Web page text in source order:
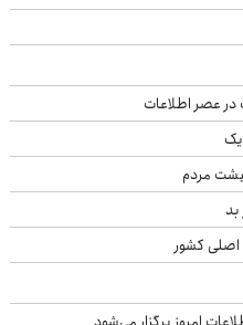
عصر اطلاعات
مردم
بد
اصلی کشور